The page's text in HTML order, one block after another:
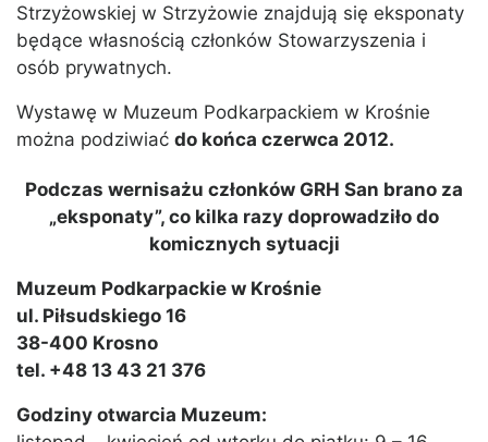
Strzyżowskiej w Strzyżowie znajdują się eksponaty
będące własnością członków Stowarzyszenia i
osób prywatnych.
Wystawę w Muzeum Podkarpackiem w Krośnie
można podziwiać do końca czerwca 2012.
Podczas wernisażu członków GRH San brano za
„eksponaty”, co kilka razy doprowadziło do
komicznych sytuacji
Muzeum Podkarpackie w Krośnie
ul. Piłsudskiego 16
38-400 Krosno
tel. +48 13 43 21 376
Godziny otwarcia Muzeum: